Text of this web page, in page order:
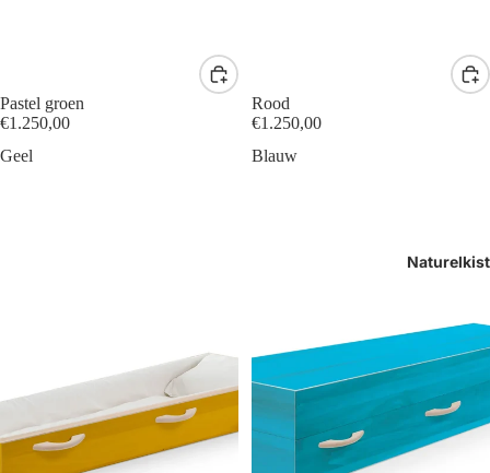
Pastel groen
€1.250,00
Rood
€1.250,00
Geel
Blauw